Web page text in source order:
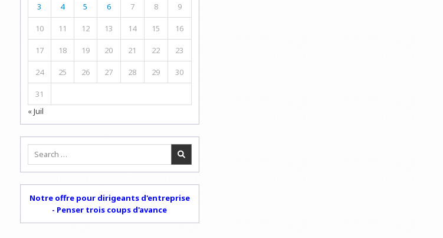
3 4 5 6 7 8 9
10 11 12 13 14 15 16
17 18 19 20 21 22 23
24 25 26 27 28 29 30
31
« Juil
Search
Notre offre pour dirigeants d'entreprise
- Penser trois coups d'avance